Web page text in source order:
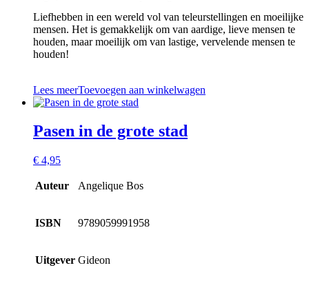
Liefhebben in een wereld vol van teleurstellingen en moeilijke
mensen. Het is gemakkelijk om van aardige, lieve mensen te
houden, maar moeilijk om van lastige, vervelende mensen te
houden!
Lees meerToevoegen aan winkelwagen
Pasen in de grote stad
€ 4,95
Auteur Angelique Bos
ISBN 9789059991958
Uitgever Gideon